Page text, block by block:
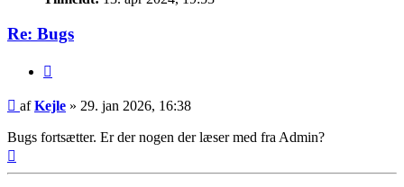
Re: Bugs
Indlæg
afKejle » 29. jan 2026, 16:38
Bugs fortsætter. Er der nogen der læser med fra Admin?